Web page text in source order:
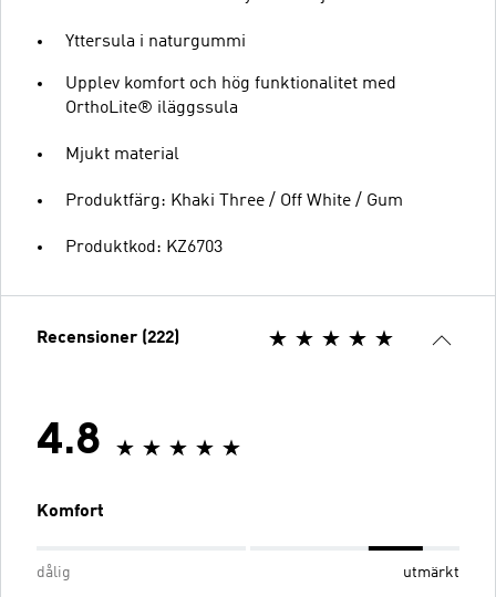
Yttersula i naturgummi
Upplev komfort och hög funktionalitet med
OrthoLite® iläggssula
Mjukt material
Produktfärg: Khaki Three / Off White / Gum
Produktkod: KZ6703
Recensioner (222)
4.8
Komfort
dålig utmärkt